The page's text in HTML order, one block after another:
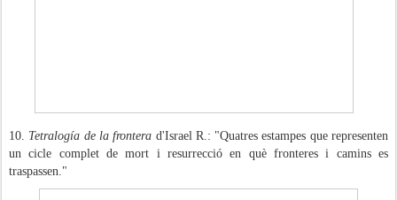
10. Tetralogía de la frontera d'Israel R.: "Quatres estampes que representen
un cicle complet de mort i resurrecció en què fronteres i camins es
traspassen."